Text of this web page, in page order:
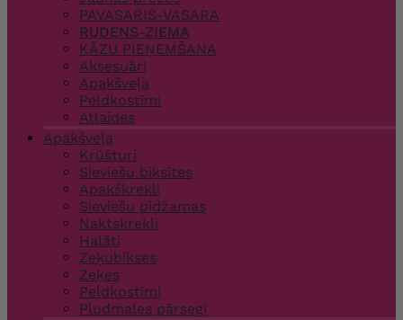
PAVASARIS-VASARA
RUDENS-ZIEMA
KĀZU PIEŅEMŠANA
Aksesuāri
Apakšveļa
Peldkostīmi
Atlaides
Apakšveļa
Krūšturi
Sieviešu biksītes
Apakškrekli
Sieviešu pidžamas
Naktskrekli
Halāti
Zeķubikses
Zeķes
Peldkostīmi
Pludmales pārsegi